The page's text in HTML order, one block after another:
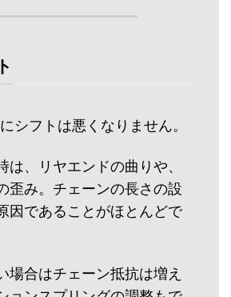
シフトは悪くなりません。
は、リヤエンドの曲りや、
歪み。チェーンの長さの設
因であることがほとんどで
場合はチェーン抵抗は増え